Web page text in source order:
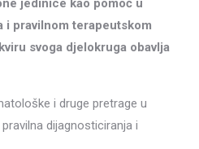
jedinice kao pomoć u
pravilnom terapeutskom
svoga djelokruga obavlja
i druge pretrage u
dijagnosticiranja i